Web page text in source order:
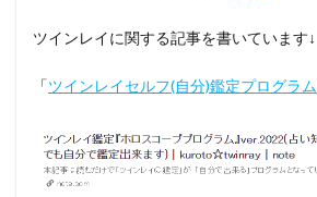
ツインレイに関する記事を書いています↓
「ツインレイセルフ(自分)鑑定プログラム